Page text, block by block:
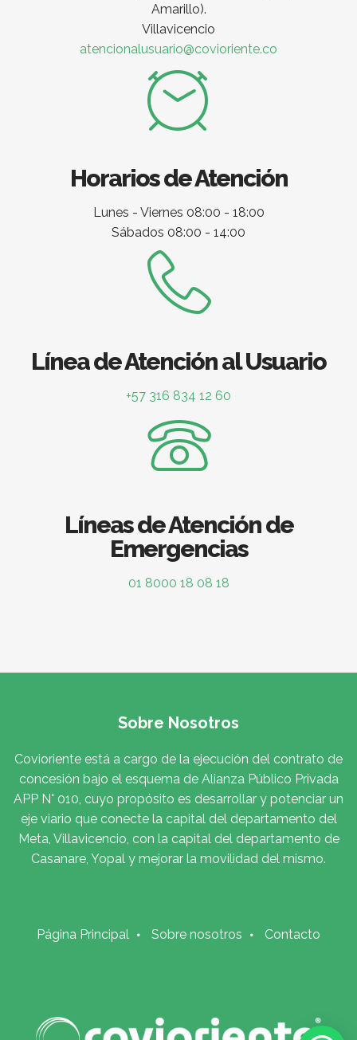
Amarillo).
Villavicencio
atencionalusuario@covioriente.co
Horarios de Atención
Lunes - Viernes 08:00 - 18:00
Sábados 08:00 - 14:00
Línea de Atención al Usuario
+57 316 834 12 60
Líneas de Atención de
Emergencias
01 8000 18 08 18
Sobre Nosotros
Covioriente está a cargo de la ejecución del contrato de
concesión bajo el esquema de Alianza Público Privada
APP N° 010, cuyo propósito es desarrollar y potenciar un
eje viario que conecte la capital del departamento del
Meta, Villavicencio, con la capital del departamento de
Casanare, Yopal y mejorar la movilidad del mismo.
Página Principal Sobre nosotros Contacto